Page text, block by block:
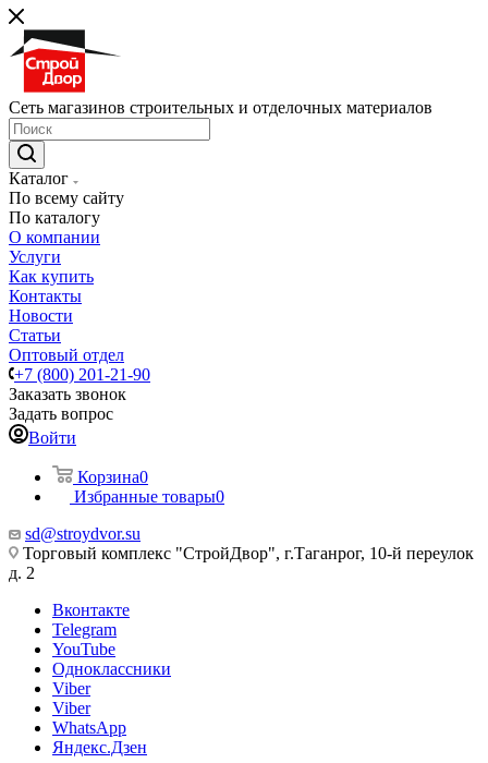
Сеть магазинов строительных и отделочных материалов
Каталог
По всему сайту
По каталогу
О компании
Услуги
Как купить
Контакты
Новости
Статьи
Оптовый отдел
+7 (800) 201-21-90
Заказать звонок
Задать вопрос
Войти
Корзина0
Избранные товары0
sd@stroydvor.su
Торговый комплекс "СтройДвор", г.Таганрог, 10-й переулок
д. 2
Вконтакте
Telegram
YouTube
Одноклассники
Viber
Viber
WhatsApp
Яндекс.Дзен